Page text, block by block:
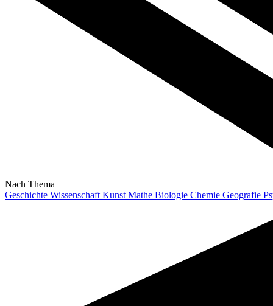
Nach Thema
Geschichte Wissenschaft Kunst Mathe Biologie Chemie Geografie